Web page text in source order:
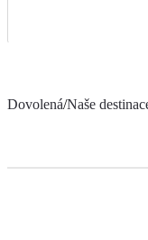
Dovolená/Naše